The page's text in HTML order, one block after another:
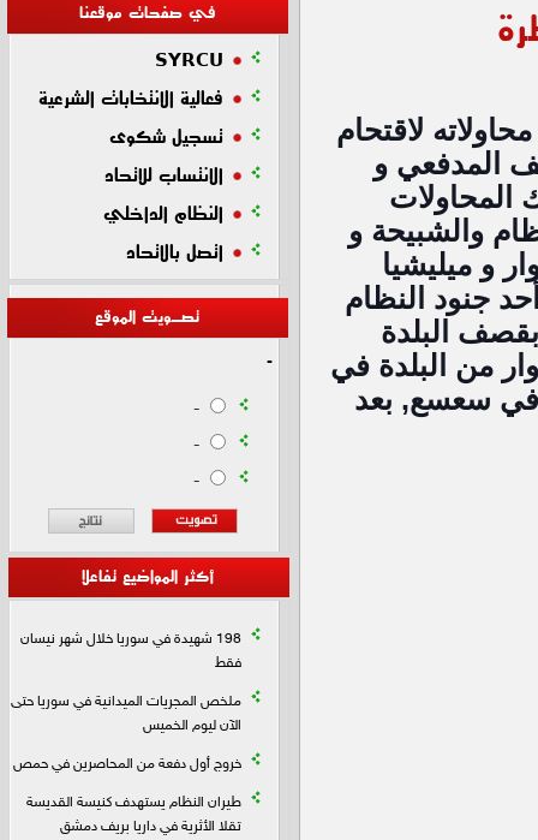
في صفحات موقعنا
SYRCU
فعالية الانتخابات الشرعية
تسجيل شكوى
الانتساب للاتحاد
النظام الداخلي
اتصل بالاتحاد
تصـويت الموقع
-
-
-
-
أكثر المواضيع تفاعلا
198 شهيدة في سوريا خلال شهر نيسان
فقط
ملخص المجريات الميدانية في سوريا حتى
الآن ليوم الخميس
خروج أول دفعة من المحاصرين في حمص
طيران النظام يستهدف كنيسة القديسة
تقلا الأثرية في داريا بريف دمشق